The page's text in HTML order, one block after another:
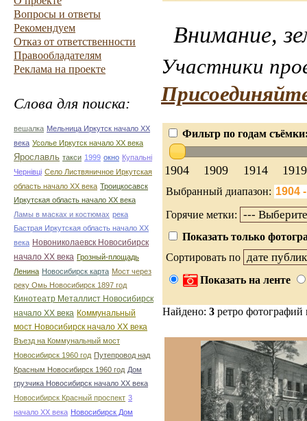
Вопросы и ответы
Рекомендуем
Отказ от ответственности
Правообладателям
Реклама на проекте
Слова для поиска:
вешалка Мельница Иркутск начало ХХ
века Усолье Иркутск начало ХХ века
Ярославль такси 1999 окно Купальні
Чернівці Село Листвяничное Иркутская
область начало ХХ века Троицкосавск
Иркутская область начало ХХ века
Ламы в масках и костюмах река
Бастрая Иркутская область начало ХХ
века Новониколаевск Новосибирск
начало ХХ века Грозный-площадь
Ленина Новосибирск карта Мост через
реку Омь Новосибирск 1897 год
Кинотеатр Металлист Новосибирск
начало ХХ века Коммунальный
мост Новосибирск начало ХХ века
Въезд на Коммунальный мост
Новосибирск 1960 год Путепровод над
Красным Новосибирск 1960 год Дом
грузчика Новосибирск начало ХХ века
Новосибирск Красный проспект 3
начало ХХ века Новосибирск Дом
Внимание,
Участники
Фильтр по годам
1904 1909 1914 1919
Выбранный диапазон:
Горячие метки:
Показать только
Сортировать по
Показать на ленте
Найдено: 3 ретро